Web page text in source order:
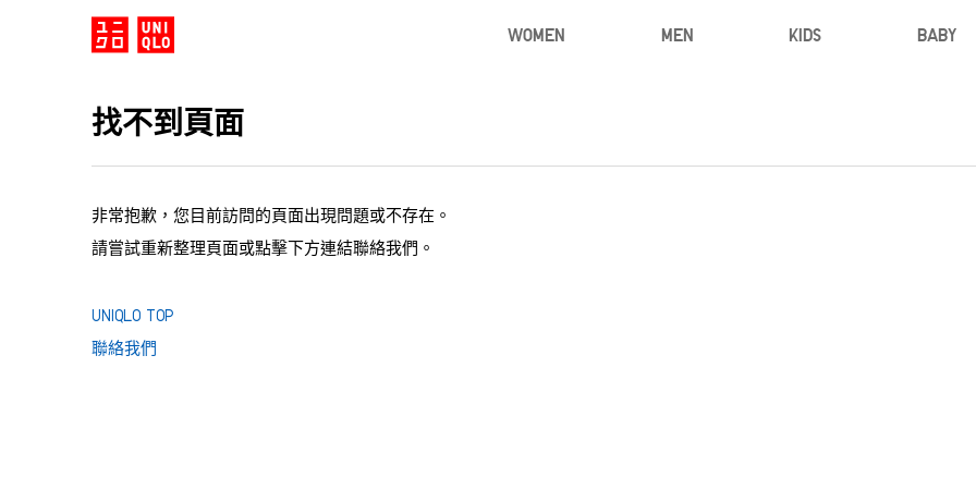
WOMEN MEN KIDS BABY
找不到頁面
非常抱歉，您目前訪問的頁面出現問題或不存在。
請嘗試重新整理頁面或點擊下方連結聯絡我們。
UNIQLO TOP
聯絡我們